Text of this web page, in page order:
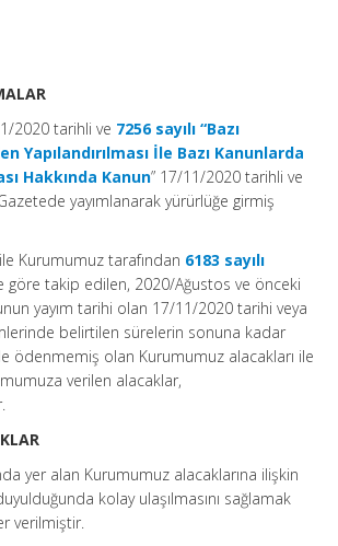
2020 tarihli ve 7256 sayılı “Bazı
Yapılandırılması İle Bazı Kanunlarda
Hakkında Kanun” 17/11/2020 tarihli ve
yayımlanarak yürürlüğe girmiş
Kurumumuz tarafından 6183 sayılı
göre takip edilen, 2020/Ağustos ve önceki
yayım tarihi olan 17/11/2020 tarihi veya
belirtilen sürelerin sonuna kadar
ödenmemiş olan Kurumumuz alacakları ile
verilen alacaklar,
yer alan Kurumumuz alacaklarına ilişkin
kolay ulaşılmasını sağlamak
verilmiştir.